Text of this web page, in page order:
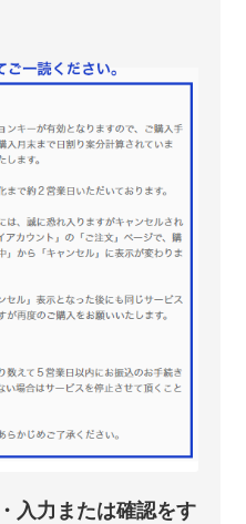
入力または確認をす